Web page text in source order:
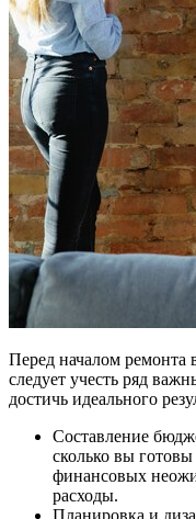
Перед началом ремонта
следует учесть ряд
достичь идеального
Составление
сколько вы
финансовых
расходы.
Планировка и